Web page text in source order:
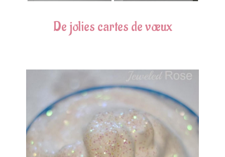
De jolies cartes de vœux